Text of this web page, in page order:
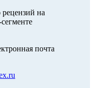
на
почта